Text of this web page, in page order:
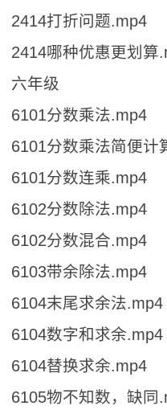
2414打折问题.mp4
2414哪种优惠更划算
六年级
6101分数乘法.mp4
6101分数乘法简便计
6101分数连乘.mp4
6102分数除法.mp4
6102分数混合.mp4
6103带余除法.mp4
6104末尾求余法.mp4
6104数字和求余.mp4
6104替换求余.mp4
6105物不知数，缺同